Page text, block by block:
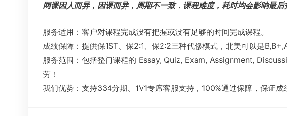
网课因人而异，因课而异，周期不一致，课程难度，耗时均会影响最后
服务适用：客户对课程完成没有把握或没有足够的时间完成课程。
成绩保障：提供保1ST、保2:1、保2:2三种代修模式，北美可以是
服务范围：包括整门课程的 Essay, Quiz, Exam, Assignment,
劳！
我们优势：支持334分期、1V1专席客服支持，100%通过保障，保证成